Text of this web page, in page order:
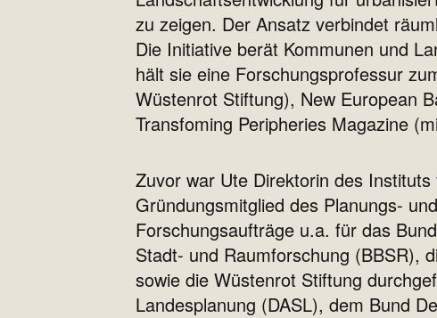
zu zeigen. Der Ansatz verbindet
Die Initiative berät Kommunen und
hält sie eine Forschungsprofessur
Wüstenrot Stiftung), New European
Transfoming Peripheries Magazine
Zuvor war Ute Direktorin des
Gründungsmitglied des Planungs-
Forschungsaufträge u.a. für das
Stadt- und Raumforschung (BBSR),
sowie die Wüstenrot Stiftung
Landesplanung (DASL), dem Bund